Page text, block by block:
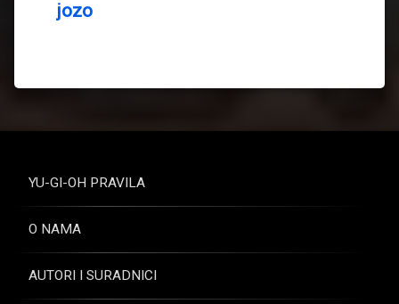
jozo
YU-GI-OH PRAVILA
O NAMA
AUTORI I SURADNICI